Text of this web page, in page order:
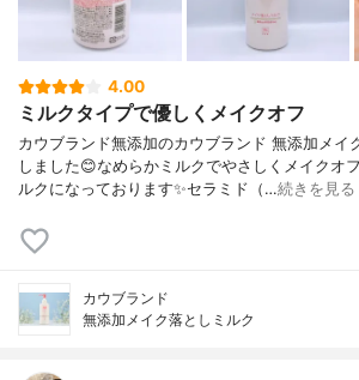
4.00
ミルクタイプで優しくメイクオフ
カウブランド無添加のカウブランド 無添加メイ
しました😊なめらかミルクでやさしくメイクオ
ルクになっております✨セラミド（…続きを見る
カウブランド
無添加メイク落としミルク